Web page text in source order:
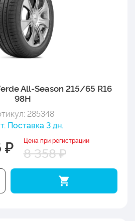
All-Season 215/65 R16
98H
285348
Поставка 3 дн.
₽ Цена при регистрации
8 358 ₽